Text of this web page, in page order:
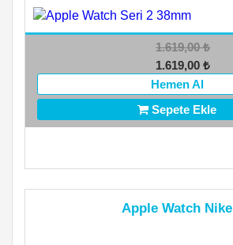
1.619,00₺
1.619,00 ₺
Hemen Al
Sepete Ekle
Apple Watch Nike